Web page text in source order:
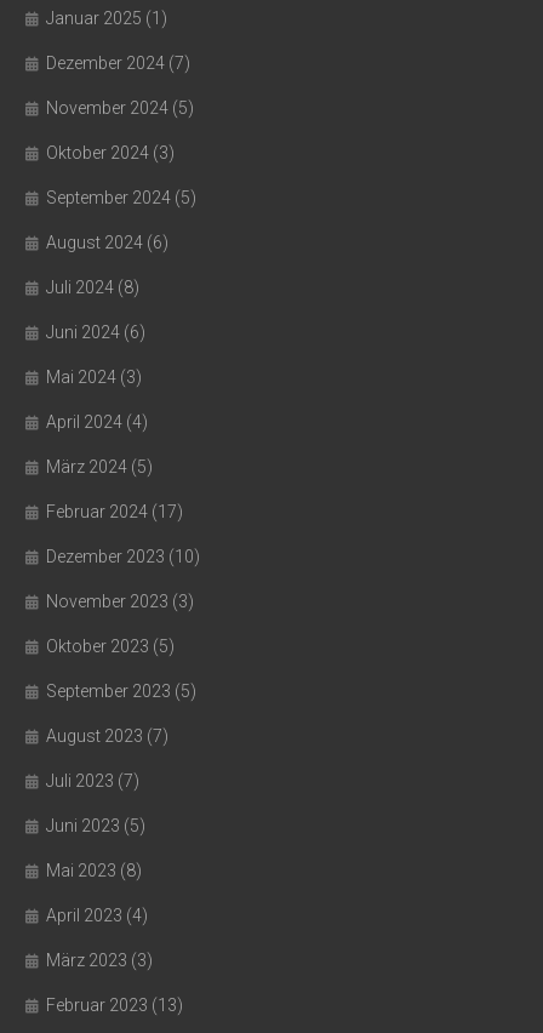
Januar 2025 (1)
Dezember 2024 (7)
November 2024 (5)
Oktober 2024 (3)
September 2024 (5)
August 2024 (6)
Juli 2024 (8)
Juni 2024 (6)
Mai 2024 (3)
April 2024 (4)
März 2024 (5)
Februar 2024 (17)
Dezember 2023 (10)
November 2023 (3)
Oktober 2023 (5)
September 2023 (5)
August 2023 (7)
Juli 2023 (7)
Juni 2023 (5)
Mai 2023 (8)
April 2023 (4)
März 2023 (3)
Februar 2023 (13)